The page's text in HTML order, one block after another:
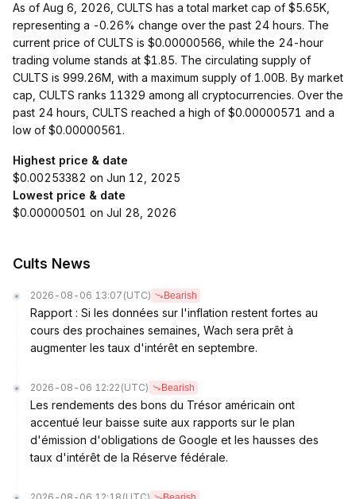
As of Aug 6, 2026, CULTS has a total market cap of $5.65K,
representing a -0.26% change over the past 24 hours. The
current price of CULTS is $0.00000566, while the 24-hour
trading volume stands at $1.85. The circulating supply of
CULTS is 999.26M, with a maximum supply of 1.00B. By market
cap, CULTS ranks 11329 among all cryptocurrencies. Over the
past 24 hours, CULTS reached a high of $0.00000571 and a
low of $0.00000561.
Highest price & date
$0.00253382 on Jun 12, 2025
Lowest price & date
$0.00000501 on Jul 28, 2026
Cults News
2026-08-06 13:07 (UTC) Bearish
Rapport : Si les données sur l'inflation restent fortes au
cours des prochaines semaines, Wach sera prêt à
augmenter les taux d'intérêt en septembre.
2026-08-06 12:22 (UTC) Bearish
Les rendements des bons du Trésor américain ont
accentué leur baisse suite aux rapports sur le plan
d'émission d'obligations de Google et les hausses des
taux d'intérêt de la Réserve fédérale.